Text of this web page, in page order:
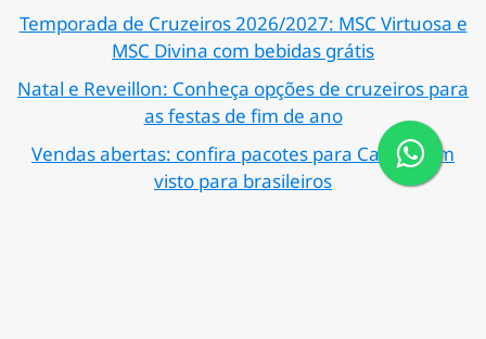
Temporada de Cruzeiros 2026/2027: MSC Virtuosa e
MSC Divina com bebidas grátis
Natal e Reveillon: Conheça opções de cruzeiros para
as festas de fim de ano
Vendas abertas: confira pacotes para Caribe sem
visto para brasileiros